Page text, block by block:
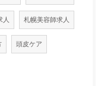
人 札幌美容師求人
頭皮ケア